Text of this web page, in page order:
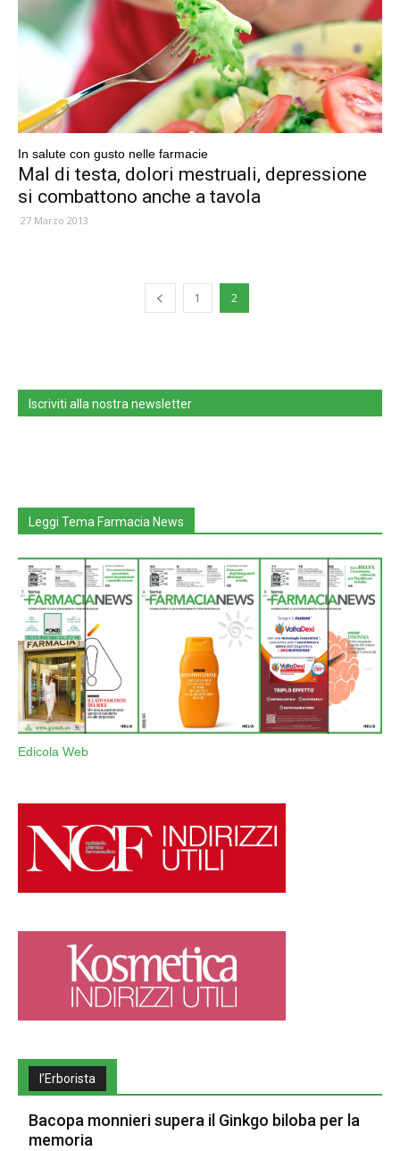
In salute con gusto nelle farmacie
Mal di testa, dolori mestruali, depressione
si combattono anche a tavola
27 Marzo 2013
1 2
Iscriviti alla nostra newsletter
Leggi Tema Farmacia News
Edicola Web
l’Erborista
Bacopa monnieri supera il Ginkgo biloba per la
memoria